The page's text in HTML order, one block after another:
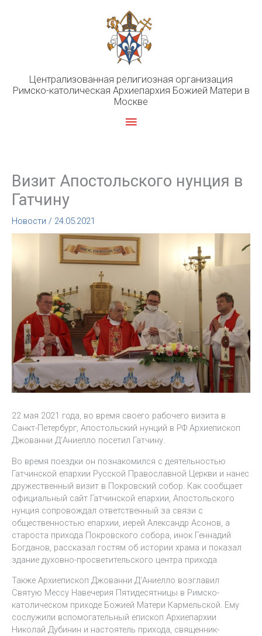
Централизованная религиозная организация
Римско-католическая Архиепархия Божией Матери в
Москве
Главное
Визит Апостольского нунция в
Гатчину
Новости / 24.05.2021
22 мая 2021 года, во время своего рабочего визита в
Санкт-Петербург, Апостольский нунций в РФ Архиепископ
Джованни Д’Аниелло посетил Гатчину.
Во время поездки он познакомился с деятельностью
Гатчинской епархии Русской Православной Церкви и нанес
дружественный визит в Покровский собор. Как сообщает
официальный сайт Гатчинской епархии, Апостольского
нунция сопровождал ответственный за связи с
общественностью епархии, иерей Александр Асонов, а
староста прихода Покровского собора, инок Геннадий
Богданов, рассказал гостям об истории храма и показал
здание духовно-просветительского центра прихода.
Также Архиепископ Джованни Д’Аниелло возглавил
Святую Мессу Навечерия Пятидесятницы в Римско-
католическом приходе Божией Матери Кармельской. Ему
сослужили вспомогательный епископ Архиепархии
Николай Дубинин и настоятель прихода, священник-